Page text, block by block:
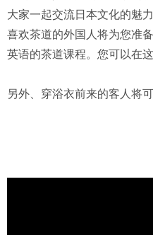
大家一起交流日本文化的魅
喜欢茶道的外国人将为您准
英语的茶道课程。您可以在
另外、穿浴衣前来的客人将